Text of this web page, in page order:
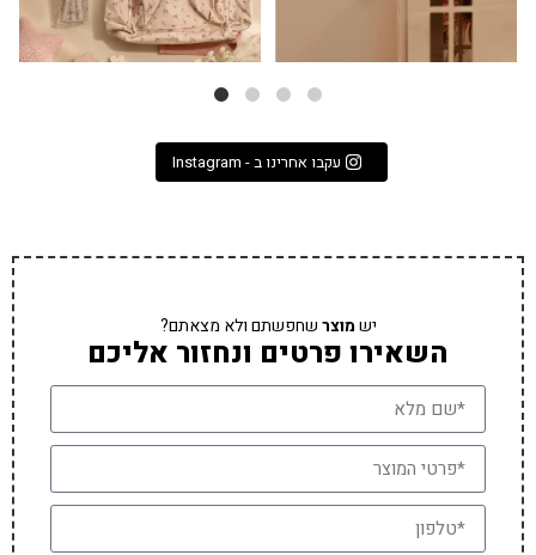
עקבו אחרינו ב - Instagram
ישמוצרשחפשתם ולא מצאתם?
השאירו פרטים ונחזור אליכם